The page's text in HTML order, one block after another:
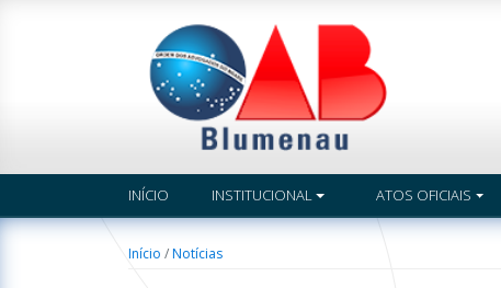
INÍCIO INSTITUCIONAL ATOS OFICIAIS
Início /Notícias